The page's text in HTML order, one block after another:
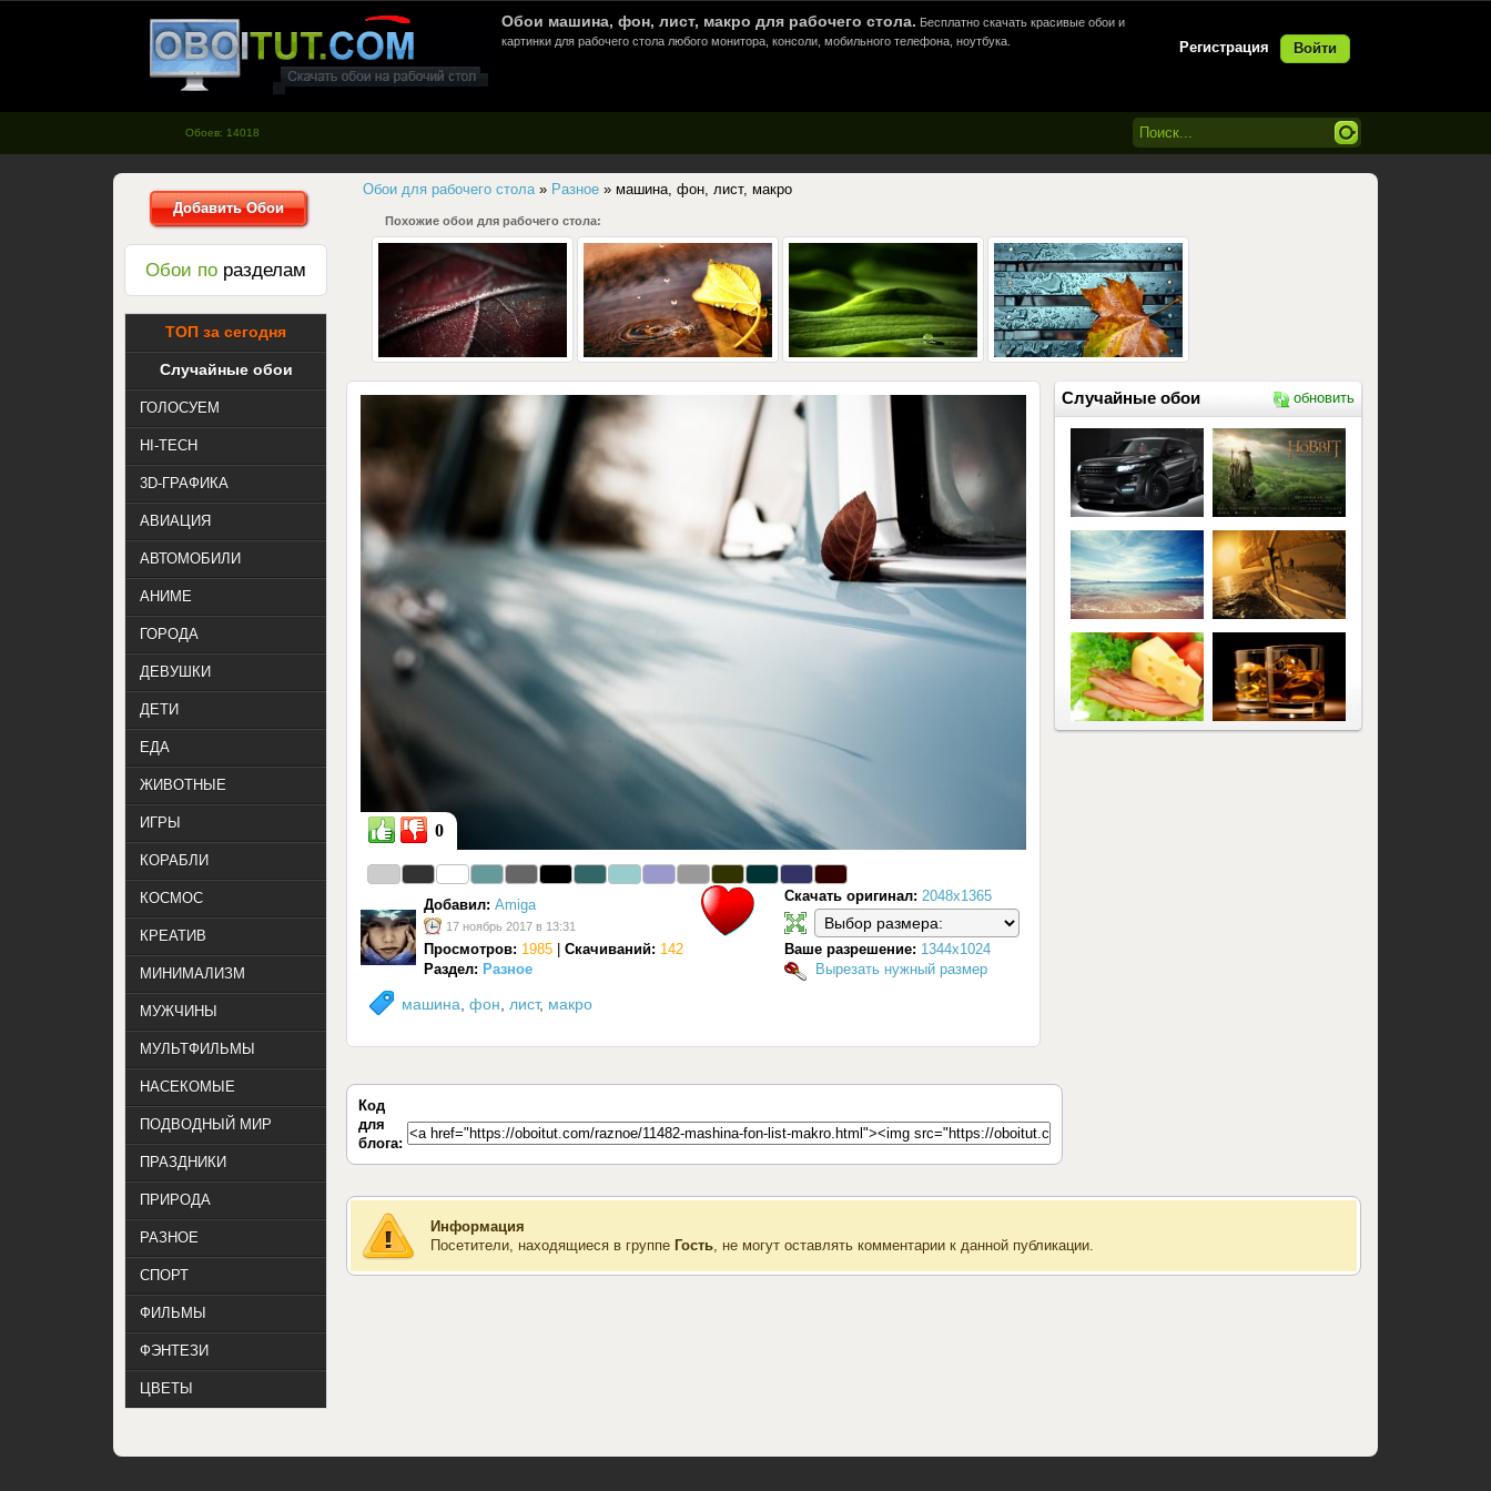
oboitut.com - Обои для рабочего
стола
Регистрация Войти
Обои машина, фон, лист, макро для рабочего стола. Бесплатно скачать красивые обои и
картинки для рабочего стола любого монитора, консоли, мобильного телефона, ноутбука.
Обоев: 14018
Обои для рабочего стола» Разное » машина, фон, лист, макро
Похожие обои для рабочего стола:
машина фон лист, макро
Добавил: Amiga
17 ноябрь 2017 в 13:31
Просмотров: 1985 Скачиваний: 142
0
Скачать оригинал: 2048x1365
Ваше разрешение: 1344x1024
Вырезать нужный размер
Раздел: Разное
Случайные обои обновить
Код
для
блога:
Информация
Посетители, находящиеся в группе Гость, не могут оставлять комментарии к данной публикации.
Добавить Обои
Обои по разделам
ТОП за сегодня
Случайные обои
ГОЛОСУЕМ
HI-TECH
3D-ГРАФИКА
АВИАЦИЯ
АВТОМОБИЛИ
АНИМЕ
ГОРОДА
ДЕВУШКИ
ДЕТИ
ЕДА
ЖИВОТНЫЕ
ИГРЫ
КОРАБЛИ
КОСМОС
КРЕАТИВ
МИНИМАЛИЗМ
МУЖЧИНЫ
МУЛЬТФИЛЬМЫ
НАСЕКОМЫЕ
ПОДВОДНЫЙ МИР
ПРАЗДНИКИ
ПРИРОДА
РАЗНОЕ
СПОРТ
ФИЛЬМЫ
ФЭНТЕЗИ
ЦВЕТЫ